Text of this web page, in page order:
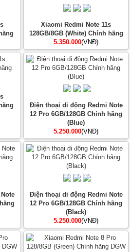
Xiaomi Redmi Note 11s
128GB/8GB (White) Chính hãng
5.350.000(VNĐ)
Điện thoại di động Redmi Note
12 Pro 6GB/128GB Chính hãng
(Blue)
5.250.000(VNĐ)
Điện thoại di động Redmi Note
12 Pro 6GB/128GB Chính hãng
(Black)
5.250.000(VNĐ)